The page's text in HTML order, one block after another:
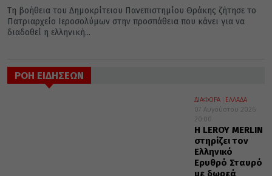
Τη βοήθεια του Δημοκρίτειου Πανεπιστημίου Θράκης ζήτησε το
Πατριαρχείο Ιεροσολύμων στην προσπάθεια που κάνει για να
διαδοθεί η ελληνική...
ΡΟΗ ΕΙΔΗΣΕΩΝ
ΔΙΑΦΟΡΑ
ΕΛΛΑΔΑ
07 Αυγούστου 2026
20:00
Η LEROY MERLIN
στηρίζει τον
Ελληνικό
Ερυθρό Σταυρό
με δωρεά